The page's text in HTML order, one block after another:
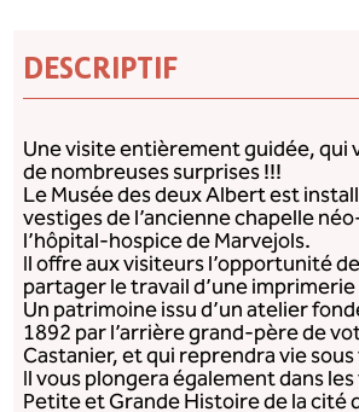
DESCRIPTIF
Une visite entièrement guidée, qui
de nombreuses surprises !!!
Le Musée des deux Albert est
vestiges de l’ancienne chapelle
l’hôpital-hospice de Marvejols.
Il offre aux visiteurs l’opportunité
partager le travail d’une
Un patrimoine issu d’un atelier
1892 par l’arrière grand-père de
Castanier, et qui reprendra vie sous
Il vous plongera également dans
Petite et Grande Histoire de la cité